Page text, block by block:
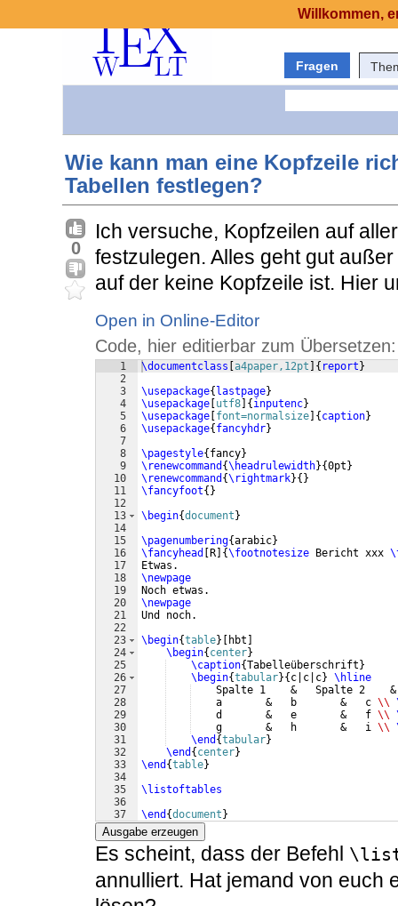
Fragen
Wie kann man eine Kopfzeile
Tabellen festlegen?
0
Ich versuche, Kopfzeilen auf
festzulegen. Alles geht gut
auf der keine Kopfzeile ist. Hier
Open in Online-Editor
Code, hier editierbar zum Übersetzen:
1
2
3
4
5
6
7
8
9
10
11
12
13
14
15
16
17
18
19
20
21
22
23
24
25
26
27
28
29
30
31
32
33
34
35
36
37
\documentclass a4paper,12pt { report }
\usepackage{ lastpage}
\usepackage utf8 { inputenc}
\usepackage font=normalsize { caption}
\usepackage{ fancyhdr}
\pagestyle{ fancy}
\renewcommand {\headrulewidth}{0pt }
\renewcommand {\rightmark}{ }
\fancyfoot{ }
\begin{document }
\pagenumbering{arabic}
\fancyhead
R {\footnotesize Bericht xxx
Etwas.
\newpage
Noch etwas.
\newpage
Und noch.
\begin{table} hbt
\begin{ center}
\caption{Tabelleüberschrift }
\begin{tabular}{ c|c|c} \hline
Spalte 1    &   Spalte 2
    a       &   b       &   c
\\
    d       &   e       &   f
\\
    g       &   h       &   i
\\
\end {tabular}
\end { center}
\end {table}
\listoftables
\end {document }
Ausgabe erzeugen
Es scheint, dass der Befehl
annulliert. Hat jemand von euch
Willkommen,